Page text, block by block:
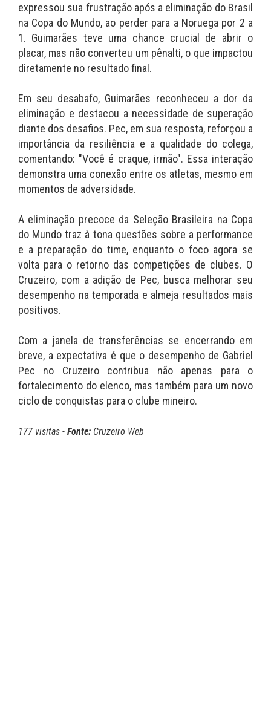
expressou sua frustração após a eliminação do Brasil
na Copa do Mundo, ao perder para a Noruega por 2 a
1. Guimarães teve uma chance crucial de abrir o
placar, mas não converteu um pênalti, o que impactou
diretamente no resultado final.
Em seu desabafo, Guimarães reconheceu a dor da
eliminação e destacou a necessidade de superação
diante dos desafios. Pec, em sua resposta, reforçou a
importância da resiliência e a qualidade do colega,
comentando: "Você é craque, irmão". Essa interação
demonstra uma conexão entre os atletas, mesmo em
momentos de adversidade.
A eliminação precoce da Seleção Brasileira na Copa
do Mundo traz à tona questões sobre a performance
e a preparação do time, enquanto o foco agora se
volta para o retorno das competições de clubes. O
Cruzeiro, com a adição de Pec, busca melhorar seu
desempenho na temporada e almeja resultados mais
positivos.
Com a janela de transferências se encerrando em
breve, a expectativa é que o desempenho de Gabriel
Pec no Cruzeiro contribua não apenas para o
fortalecimento do elenco, mas também para um novo
ciclo de conquistas para o clube mineiro.
177 visitas - Fonte: Cruzeiro Web